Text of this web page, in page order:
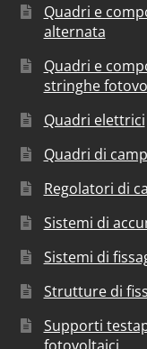
Quadri e
alternata
Quadri e
stringhe
Quadri elettrici
Quadri di
Regolatori di
Sistemi di
Sistemi di
Strutture di
Supporti